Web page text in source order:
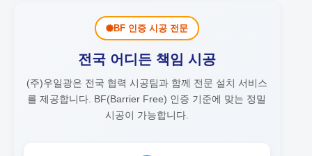
BF 인증 시공 전문
전국 어디든 책임 시공
(주)우일광은 전국 협력 시공팀과 함께 전문 설치 서비스
를 제공합니다. BF(Barrier Free) 인증 기준에 맞는 정밀
시공이 가능합니다.